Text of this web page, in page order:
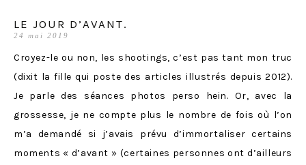
LE JOUR D’AVANT.
24 mai 2019
Croyez-le ou non, les shootings, c’est pas tant mon truc
(dixit la fille qui poste des articles illustrés depuis 2012).
Je parle des séances photos perso hein. Or, avec la
grossesse, je ne compte plus le nombre de fois où l’on
m’a demandé si j’avais prévu d’immortaliser certains
moments « d’avant » (certaines personnes ont d’ailleurs